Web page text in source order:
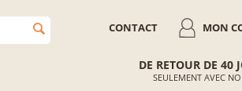
MON
CONTACT
DE RETOUR DE 40
SEULEMENT AVEC